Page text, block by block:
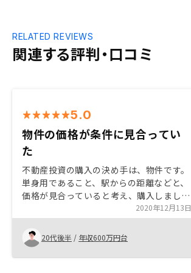
関連する評判・口コミ
RELATED REVIEWS
5.0
物件の価格が条件に見合ってい
た
不動産投資の購入の決め手は、物件です。
単身用であること、駅からの距離などと、
価格が見合っていると考え、購入しまし
2020年12月13日
20代後半 / 年収600万円台